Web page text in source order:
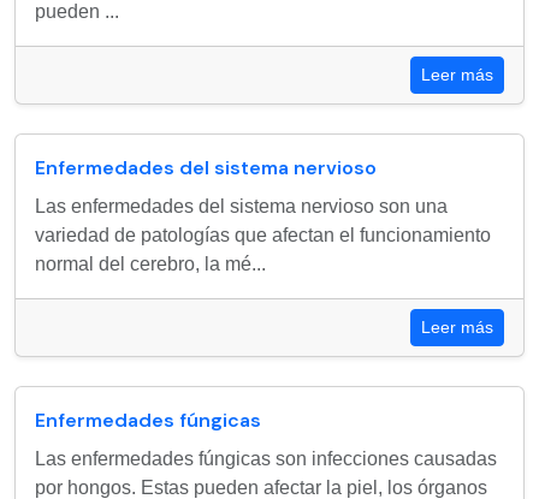
pueden ...
Leer más
Enfermedades del sistema nervioso
Las enfermedades del sistema nervioso son una
variedad de patologías que afectan el funcionamiento
normal del cerebro, la mé...
Leer más
Enfermedades fúngicas
Las enfermedades fúngicas son infecciones causadas
por hongos. Estas pueden afectar la piel, los órganos